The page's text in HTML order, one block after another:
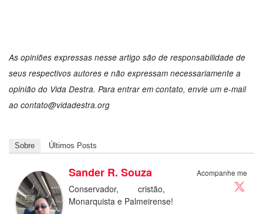
As opiniões expressas nesse artigo são de responsabilidade de
seus respectivos autores e não expressam necessariamente a
opinião do Vida Destra. Para entrar em contato, envie um e-mail
ao contato@vidadestra.org
Sobre Últimos Posts
Acompanhe me
Sander R. Souza
Conservador, cristão,
Monarquista e Palmeirense!